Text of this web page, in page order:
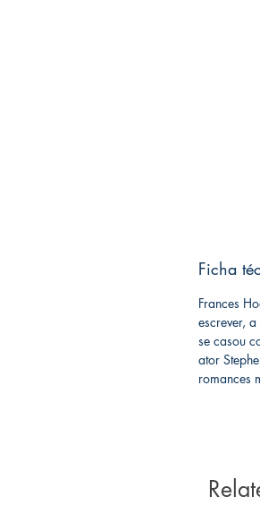
Ficha
Frances
escrever,
se casou
ator
romances